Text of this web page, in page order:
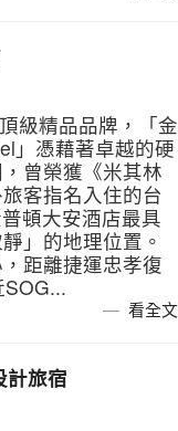
級精品品牌，「金
」憑藉著卓越的硬
曾榮獲《米其林
客指名入住的台
頓大安酒店最具
」的地理位置。
距離捷運忠孝復
看全文
計旅宿